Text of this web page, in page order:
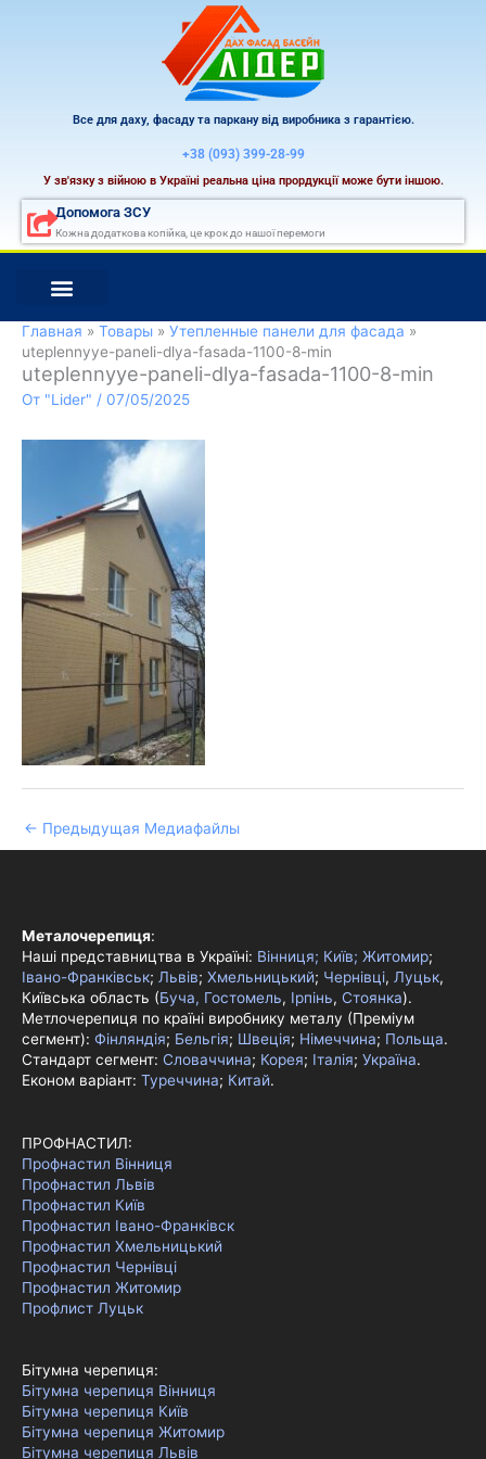
Все для даху, фасаду та паркану від виробника з гарантією.
+38 (093) 399-28-99
У зв'язку з війною в Україні реальна ціна прордукції може бути іншою.
Допомога ЗСУ
Кожна додаткова копійка, це крок до нашої перемоги
Главная Товары
Утепленные панели для фасада
uteplennyye-paneli-dlya-fasada-1100-8-min
uteplennyye-paneli-dlya-fasada-1100-8-min
От "Lider" / 07/05/2025
← Предыдущая Медиафайлы
Металочерепиця:
Наші представництва в Україні: Вінниця; Київ; Житомир;
Івано-Франківськ; Львів; Хмельницький; Чернівці, Луцьк,
Київська область (Буча, Гостомель, Ірпінь, Стоянка).
Метлочерепиця по країні виробнику металу (Преміум
сегмент): Фінляндія; Бельгія; Швеція; Німеччина; Польща.
Стандарт сегмент: Словаччина; Корея; Італія; Україна.
Економ варіант: Туреччина; Китай.
ПРОФНАСТИЛ:
Профнастил Вінниця
Профнастил Львів
Профнастил Київ
Профнастил Івано-Франківск
Профнастил Хмельницький
Профнастил Чернівці
Профнастил Житомир
Профлист Луцьк
Бітумна черепиця:
Бітумна черепиця Вінниця
Бітумна черепиця Київ
Бітумна черепиця Житомир
Бітумна черепиця Львів